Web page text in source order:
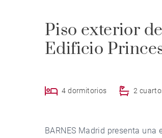
Piso exterior
Edificio
4 dormitorios 2
BARNES Madrid presenta